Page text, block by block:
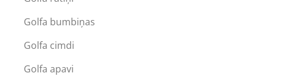
Golfa bumbiņas
Golfa cimdi
Golfa apavi